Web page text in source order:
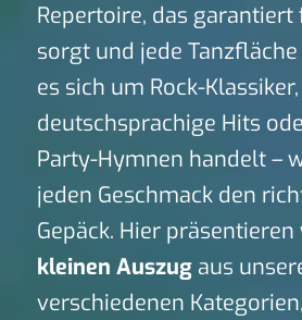
Repertoire, das
sorgt und jede
es sich um Rock-Klassiker,
deutschsprachige Hits
Party-Hymnen handelt –
jeden Geschmack den
Gepäck. Hier
kleinen Auszugaus
verschiedenen